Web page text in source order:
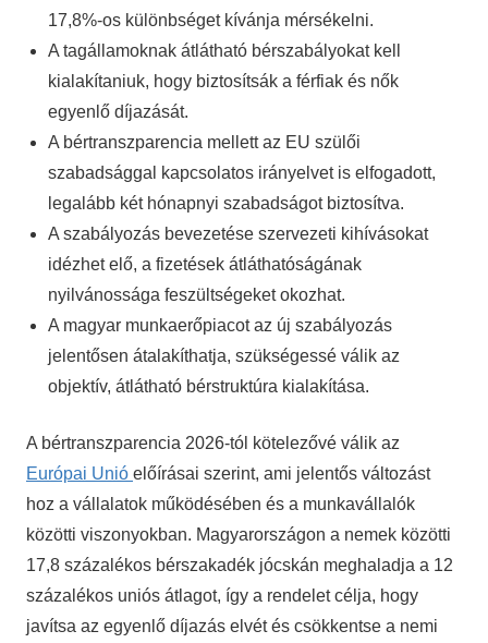
17,8%-os különbséget kívánja mérsékelni.
A tagállamoknak átlátható bérszabályokat kell
kialakítaniuk, hogy biztosítsák a férfiak és nők
egyenlő díjazását.
A bértranszparencia mellett az EU szülői
szabadsággal kapcsolatos irányelvet is elfogadott,
legalább két hónapnyi szabadságot biztosítva.
A szabályozás bevezetése szervezeti kihívásokat
idézhet elő, a fizetések átláthatóságának
nyilvánossága feszültségeket okozhat.
A magyar munkaerőpiacot az új szabályozás
jelentősen átalakíthatja, szükségessé válik az
objektív, átlátható bérstruktúra kialakítása.
A bértranszparencia 2026-tól kötelezővé válik az
Európai Unió előírásai szerint, ami jelentős változást
hoz a vállalatok működésében és a munkavállalók
közötti viszonyokban. Magyarországon a nemek közötti
17,8 százalékos bérszakadék jócskán meghaladja a 12
százalékos uniós átlagot, így a rendelet célja, hogy
javítsa az egyenlő díjazás elvét és csökkentse a nemi